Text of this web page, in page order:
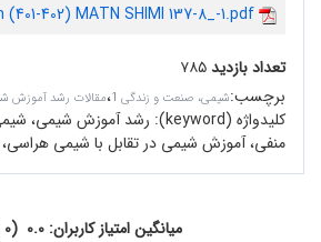
(401-402) MATN SHIMI 137-8_-1.pdf
تعداد بازدید۷۸۵
برچسب:شیمی، صنعت و زندگی 1 ،مقالات رشد آموزش
کلیدواژه (keyword):
رشد آموزش شیمی،
منفی، آموزش شیمی در تقابل با شیمی هراسی،
میانگین امتیاز کاربران: 0.0 (0 رای)